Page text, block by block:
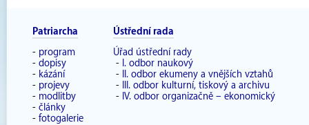
Patriarcha
- program
- dopisy
- kázání
- projevy
- modlitby
- články
- fotogalerie
Ústřední rada
Úřad ústřední rady
- I. odbor naukový
-
II. odbor ekumeny a vnějších vztahů
-
III. odbor kulturní, tiskový a archivu
- IV. odbor organizačně – ekonomický